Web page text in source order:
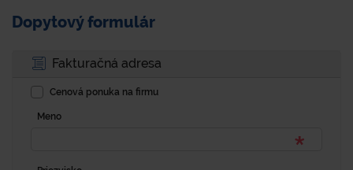
Dopytový formulár
Fakturačná adresa
Cenová ponuka na firmu
Meno